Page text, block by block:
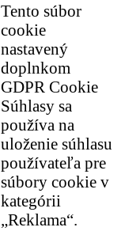
Tento súbor
cookie
nastavený
doplnkom
GDPR Cookie
Súhlasy sa
používa na
uloženie súhlasu
používateľa pre
súbory cookie v
kategórii
„Reklama“.